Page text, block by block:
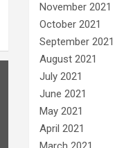
November 2021
October 2021
September 2021
August 2021
July 2021
June 2021
May 2021
April 2021